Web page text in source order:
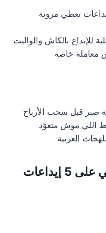
تعطي مرونة
للإيداع بالكاش والواليت
اللي موش متعوّد
العربية
Melbet: بونص ترحيبي على 5 إيداعات